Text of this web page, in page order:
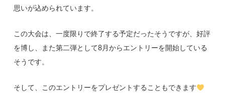
思いが込められています。
この大会は、一度限りで終了する予定だったそうですが、好評
を博し、また第二弾として8月からエントリーを開始している
そうです。
そして、このエントリーをプレゼントすることもできます